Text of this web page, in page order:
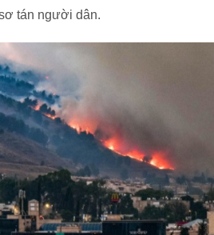
tán người dân.